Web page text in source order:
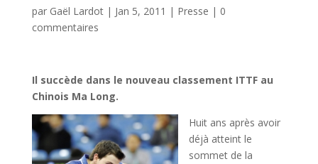
par Gaël Lardot| Jan 5, 2011 | Presse | 0
commentaires
Il succède dans le nouveau classement ITTF au
Chinois Ma Long.
Huit ans après avoir
déjà atteint le
sommet de la